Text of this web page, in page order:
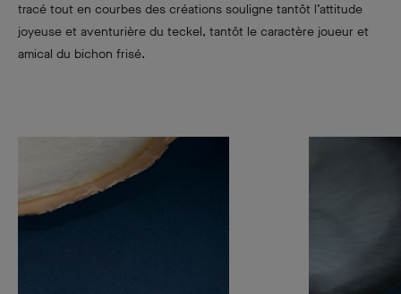
tracé tout en courbes des créations souligne tantôt l’attitude
joyeuse et aventurière du teckel, tantôt le caractère joueur et
amical du bichon frisé.